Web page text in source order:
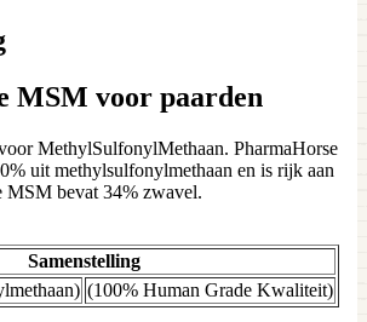
MSM voor paarden
MethylSulfonylMethaan. PharmaHorse
uit methylsulfonylmethaan en is rijk aan
MSM bevat 34% zwavel.
Samenstelling
(100% Human Grade Kwaliteit)